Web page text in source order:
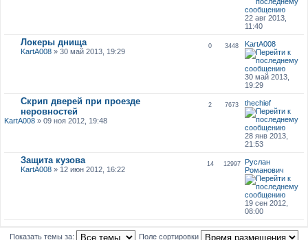
22 авг 2013,
11:40
Локеры днища
KartA008» 30 май 2013, 19:29
0 3448 KartA008
30 май 2013,
19:29
Скрип дверей при проезде
неровностей
KartA008» 09 ноя 2012, 19:48
2 7673 thechief
28 янв 2013,
21:53
Защита кузова
KartA008» 12 июн 2012, 16:22
14 12997
Руслан
Романович
19 сен 2012,
08:00
Показать темы за: Поле сортировки